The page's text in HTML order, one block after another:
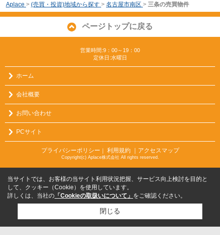
Aplace > (売買・投資)地域から探す > 名古屋市南区 > 三条の売買物件
ページトップに戻る
営業時間:9：00～19：00
定休日:水曜日
ホーム
会社概要
お問い合わせ
PCサイト
プライバシーポリシー ｜ 利用規約 ｜アクセスマップ
Copyright(c) Aplace株式会社 All rights reserved.
当サイトでは、お客様の当サイト利用状況把握、サービス向上検討を目的と
して、クッキー（Cookie）を使用しています。
詳しくは、当社の 「Cookieの取扱いについて」 をご確認ください。
閉じる